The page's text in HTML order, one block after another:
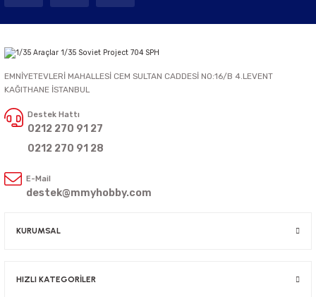
EMNİYETEVLERİ MAHALLESİ CEM SULTAN CADDESİ NO:16/B 4.LEVENT
KAĞITHANE İSTANBUL
Destek Hattı
0212 270 91 27
0212 270 91 28
E-Mail
destek@mmyhobby.com
KURUMSAL
HIZLI KATEGORİLER